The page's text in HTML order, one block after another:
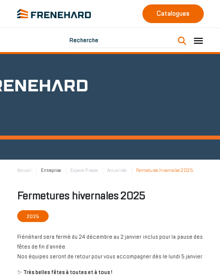
Recherche
Catalogues
Accueil Entreprise Espace Presse Actualités Fermetures hivernales 2025
Fermetures hivernales 2025
2025
Frénéhard sera fermé du 24 décembre au 2 janvier inclus pour la pause des
fêtes de fin d’année.
Nos équipes seront de retour pour vous accompagner dès le lundi 5 janvier.
✨ Très belles fêtes à toutes et à tous !